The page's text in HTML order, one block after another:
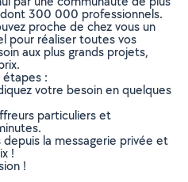
300 000 professionnels.
proche de chez vous un
pour réaliser toutes vos
aux plus grands projets,
étapes :
votre besoin en quelques
particuliers et
la messagerie privée et
!
!